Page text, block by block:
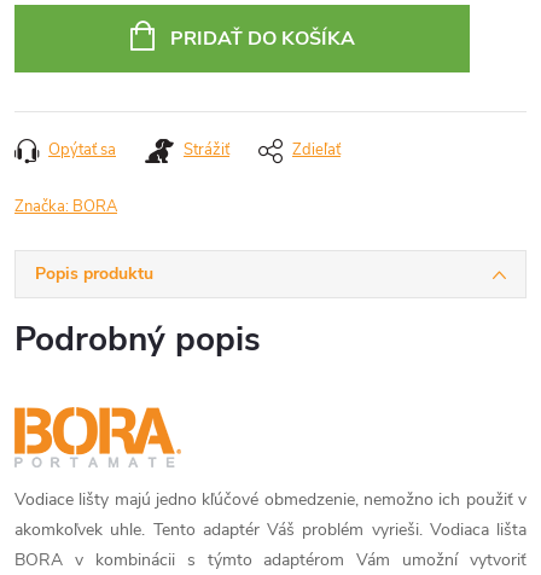
PRIDAŤ DO KOŠÍKA
Opýtať sa Strážiť Zdieľať
Značka: BORA
Popis produktu
Podrobný popis
Vodiace lišty majú jedno kľúčové obmedzenie, nemožno ich použiť v
akomkoľvek uhle. Tento adaptér Váš problém vyrieši. Vodiaca lišta
BORA v kombinácii s týmto adaptérom Vám umožní vytvoriť